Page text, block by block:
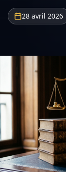
28 avril 2026